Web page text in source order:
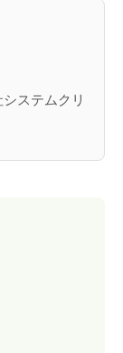
ステムクリ